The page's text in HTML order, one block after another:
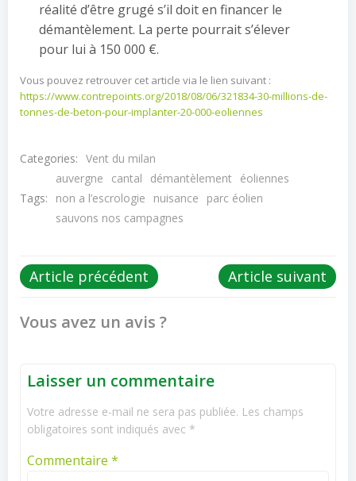
réalité d’être grugé s’il doit en financer le
démantèlement. La perte pourrait s’élever
pour lui à 150 000 €.
Vous pouvez retrouver cet article via le lien suivant :
https://www.contrepoints.org/2018/08/06/321834-30-millions-de-
tonnes-de-beton-pour-implanter-20-000-eoliennes
Categories: Vent du milan
Tags:
auvergne cantal démantèlement
éoliennes
non a l’escrologie
nuisance
parc éolien
sauvons nos campagnes
Post
Article précédent
PostArticle suivant
Vous avez un avis ?
Laisser un commentaire
Votre adresse e-mail ne sera pas publiée. Les champs
obligatoires sont indiqués avec *
Commentaire *